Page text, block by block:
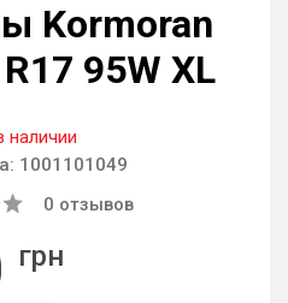
Kormoran
95W XL
наличии
1001101049
0 отзывов
грн